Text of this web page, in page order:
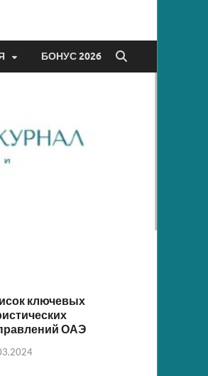
БОНУС 2026
ключевых
ОАЭ